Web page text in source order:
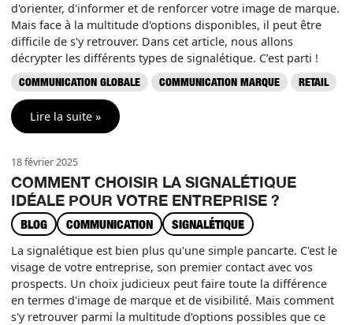
d'orienter, d'informer et de renforcer votre image de marque.
Mais face à la multitude d'options disponibles, il peut être
difficile de s'y retrouver. Dans cet article, nous allons
décrypter les différents types de signalétique. C’est parti !
COMMUNICATION GLOBALE COMMUNICATION MARQUE RETAIL
Lire la suite »
18 février 2025
COMMENT CHOISIR LA SIGNALÉTIQUE
IDÉALE POUR VOTRE ENTREPRISE ?
BLOG COMMUNICATION SIGNALÉTIQUE
La signalétique est bien plus qu'une simple pancarte. C'est le
visage de votre entreprise, son premier contact avec vos
prospects. Un choix judicieux peut faire toute la différence
en termes d'image de marque et de visibilité. Mais comment
s'y retrouver parmi la multitude d'options possibles que ce